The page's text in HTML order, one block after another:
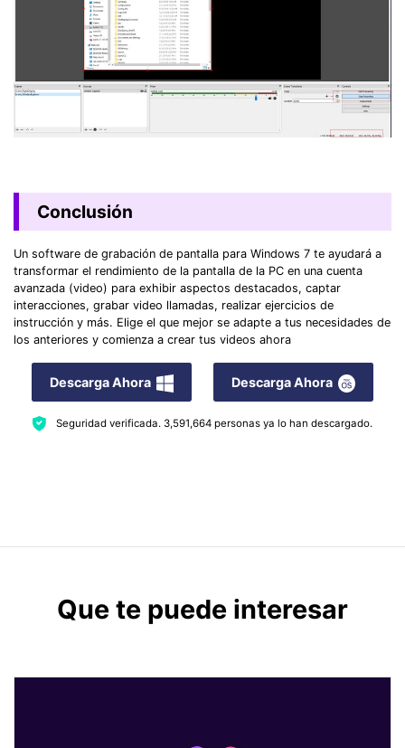
Conclusión
Un software de grabación de pantalla para Windows 7 te ayudará a
transformar el rendimiento de la pantalla de la PC en una cuenta
avanzada (video) para exhibir aspectos destacados, captar
interacciones, grabar video llamadas, realizar ejercicios de
instrucción y más. Elige el que mejor se adapte a tus necesidades de
los anteriores y comienza a crear tus videos ahora
Descarga Ahora Descarga Ahora
Seguridad verificada. 3,591,664personas ya lo han descargado.
Que te puede interesar